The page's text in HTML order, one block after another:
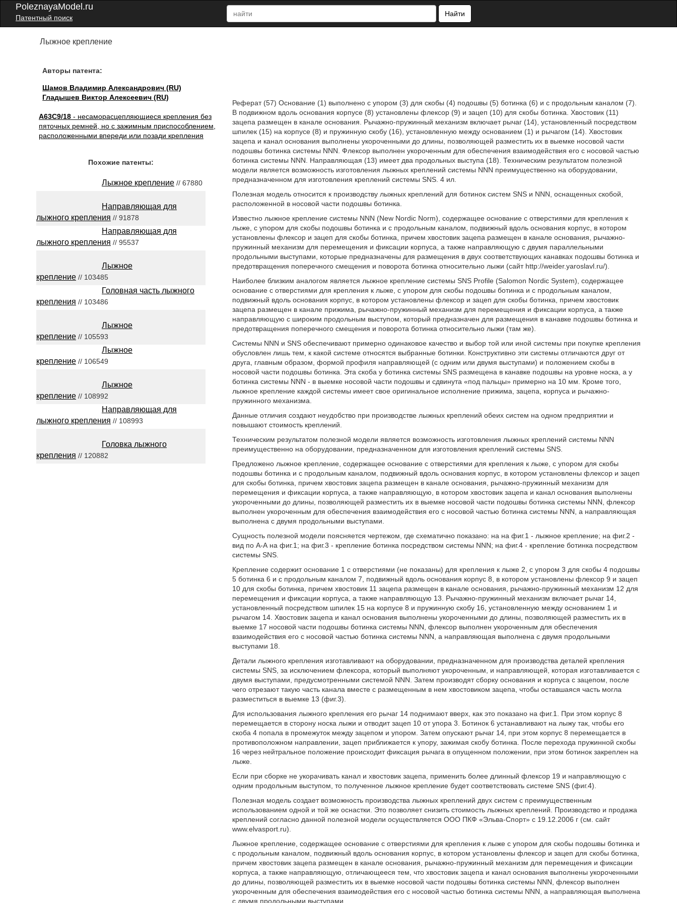
PoleznayaModel.ru
Патентный поиск
Найти
Лыжное крепление
Авторы патента:
Шамов Владимир Александрович (RU)
Гладышев Виктор Алексеевич (RU)
A63C9/18 - несаморасцепляющиеся крепления без
пяточных ремней, но с зажимным приспособлением,
расположенными впереди или позади крепления
Реферат (57) Основание (1) выполнено с упором (3) для скобы (4) подошвы (5) ботинка (6) и с продольным каналом (7).
В подвижном вдоль основания корпусе (8) установлены флексор (9) и зацеп (10) для скобы ботинка. Хвостовик (11)
зацепа размещен в канале основания. Рычажно-пружинный механизм включает рычаг (14), установленный посредством
шпилек (15) на корпусе (8) и пружинную скобу (16), установленную между основанием (1) и рычагом (14). Хвостовик
зацепа и канал основания выполнены укороченными до длины, позволяющей разместить их в выемке носовой части
подошвы ботинка системы NNN. Флексор выполнен укороченным для обеспечения взаимодействия его с носовой частью
ботинка системы NNN. Направляющая (13) имеет два продольных выступа (18). Техническим результатом полезной
модели является возможность изготовления лыжных креплений системы NNN преимущественно на оборудовании,
предназначенном для изготовления креплений системы SNS. 4 ил.
Полезная модель относится к производству лыжных креплений для ботинок систем SNS и NNN, оснащенных скобой,
расположенной в носовой части подошвы ботинка.
Известно лыжное крепление системы NNN (New Nordic Norm), содержащее основание с отверстиями для крепления к
лыже, с упором для скобы подошвы ботинка и с продольным каналом, подвижный вдоль основания корпус, в котором
установлены флексор и зацеп для скобы ботинка, причем хвостовик зацепа размещен в канале основания, рычажно-
пружинный механизм для перемещения и фиксации корпуса, а также направляющую с двумя параллельными
продольными выступами, которые предназначены для размещения в двух соответствующих канавках подошвы ботинка и
предотвращения поперечного смещения и поворота ботинка относительно лыжи (сайт http://weider.yaroslavl.ru/).
Наиболее близким аналогом является лыжное крепление системы SNS Profile (Salomon Nordic System), содержащее
основание с отверстиями для крепления к лыже, с упором для скобы подошвы ботинка и с продольным каналом,
подвижный вдоль основания корпус, в котором установлены флексор и зацеп для скобы ботинка, причем хвостовик
зацепа размещен в канале прижима, рычажно-пружинный механизм для перемещения и фиксации корпуса, а также
направляющую с широким продольным выступом, который предназначен для размещения в канавке подошвы ботинка и
предотвращения поперечного смещения и поворота ботинка относительно лыжи (там же).
Системы NNN и SNS обеспечивают примерно одинаковое качество и выбор той или иной системы при покупке крепления
обусловлен лишь тем, к какой системе относятся выбранные ботинки. Конструктивно эти системы отличаются друг от
друга, главным образом, формой профиля направляющей (с одним или двумя выступами) и положением скобы в
носовой части подошвы ботинка. Эта скоба у ботинка системы SNS размещена в канавке подошвы на уровне носка, а у
ботинка системы NNN - в выемке носовой части подошвы и сдвинута «под пальцы» примерно на 10 мм. Кроме того,
лыжное крепление каждой системы имеет свое оригинальное исполнение прижима, зацепа, корпуса и рычажно-
пружинного механизма.
Данные отличия создают неудобство при производстве лыжных креплений обеих систем на одном предприятии и
повышают стоимость креплений.
Техническим результатом полезной модели является возможность изготовления лыжных креплений системы NNN
преимущественно на оборудовании, предназначенном для изготовления креплений системы SNS.
Предложено лыжное крепление, содержащее основание с отверстиями для крепления к лыже, с упором для скобы
подошвы ботинка и с продольным каналом, подвижный вдоль основания корпус, в котором установлены флексор и зацеп
для скобы ботинка, причем хвостовик зацепа размещен в канале основания, рычажно-пружинный механизм для
перемещения и фиксации корпуса, а также направляющую, в котором хвостовик зацепа и канал основания выполнены
укороченными до длины, позволяющей разместить их в выемке носовой части подошвы ботинка системы NNN, флексор
выполнен укороченным для обеспечения взаимодействия его с носовой частью ботинка системы NNN, а направляющая
выполнена с двумя продольными выступами.
Сущность полезной модели поясняется чертежом, где схематично показано: на на фиг.1 - лыжное крепление; на фиг.2 -
вид по А-А на фиг.1; на фиг.3 - крепление ботинка посредством системы NNN; на фиг.4 - крепление ботинка посредством
системы SNS.
Крепление содержит основание 1 с отверстиями (не показаны) для крепления к лыже 2, с упором 3 для скобы 4 подошвы
5 ботинка 6 и с продольным каналом 7, подвижный вдоль основания корпус 8, в котором установлены флексор 9 и зацеп
10 для скобы ботинка, причем хвостовик 11 зацепа размещен в канале основания, рычажно-пружинный механизм 12 для
перемещения и фиксации корпуса, а также направляющую 13. Рычажно-пружинный механизм включает рычаг 14,
установленный посредством шпилек 15 на корпусе 8 и пружинную скобу 16, установленную между основанием 1 и
рычагом 14. Хвостовик зацепа и канал основания выполнены укороченными до длины, позволяющей разместить их в
выемке 17 носовой части подошвы ботинка системы NNN, флексор выполнен укороченным для обеспечения
взаимодействия его с носовой частью ботинка системы NNN, а направляющая выполнена с двумя продольными
выступами 18.
Детали лыжного крепления изготавливают на оборудовании, предназначенном для производства деталей крепления
системы SNS, за исключением флексора, который выполняют укороченным, и направляющей, которая изготавливается с
двумя выступами, предусмотренными системой NNN. Затем производят сборку основания и корпуса с зацепом, после
чего отрезают такую часть канала вместе с размещенным в нем хвостовиком зацепа, чтобы оставшаяся часть могла
разместиться в выемке 13 (фиг.3).
Для использования лыжного крепления его рычаг 14 поднимают вверх, как это показано на фиг.1. При этом корпус 8
перемещается в сторону носка лыжи и отводит зацеп 10 от упора 3. Ботинок 6 устанавливают на лыжу так, чтобы его
скоба 4 попала в промежуток между зацепом и упором. Затем опускают рычаг 14, при этом корпус 8 перемещается в
противоположном направлении, зацеп приближается к упору, зажимая скобу ботинка. После перехода пружинной скобы
16 через нейтральное положение происходит фиксация рычага в опущенном положении, при этом ботинок закреплен на
лыже.
Если при сборке не укорачивать канал и хвостовик зацепа, применить более длинный флексор 19 и направляющую с
одним продольным выступом, то полученное лыжное крепление будет соответствовать системе SNS (фиг.4).
Полезная модель создает возможность производства лыжных креплений двух систем с преимущественным
использованием одной и той же оснастки. Это позволяет снизить стоимость лыжных креплений. Производство и продажа
креплений согласно данной полезной модели осуществляется ООО ПКФ «Эльва-Спорт» с 19.12.2006 г (см. сайт
www.elvasport.ru).
Лыжное крепление, содержащее основание с отверстиями для крепления к лыже с упором для скобы подошвы ботинка и
с продольным каналом, подвижный вдоль основания корпус, в котором установлены флексор и зацеп для скобы ботинка,
причем хвостовик зацепа размещен в канале основания, рычажно-пружинный механизм для перемещения и фиксации
корпуса, а также направляющую, отличающееся тем, что хвостовик зацепа и канал основания выполнены укороченными
до длины, позволяющей разместить их в выемке носовой части подошвы ботинка системы NNN, флексор выполнен
укороченным для обеспечения взаимодействия его с носовой частью ботинка системы NNN, a направляющая выполнена
с двумя продольными выступами.
Похожие патенты:
Лыжное крепление // 67880
Направляющая для
лыжного крепления // 91878
Направляющая для
лыжного крепления // 95537
Лыжное
крепление // 103485
Головная часть лыжного
крепления // 103486
Лыжное
крепление // 105593
Лыжное
крепление // 106549
Лыжное
крепление // 108992
Направляющая для
лыжного крепления // 108993
Головка лыжного
крепления // 120882